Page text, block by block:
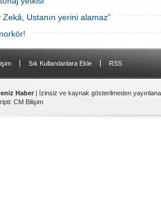
Ustanın yerini alamaz”
Sık Kullanılanlara Ekle RSS
Haber | İzinsiz ve kaynak gösterilmeden
: CM Bilişim